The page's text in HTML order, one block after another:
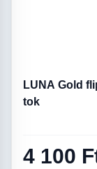
LUNA Gold
tok
4 100